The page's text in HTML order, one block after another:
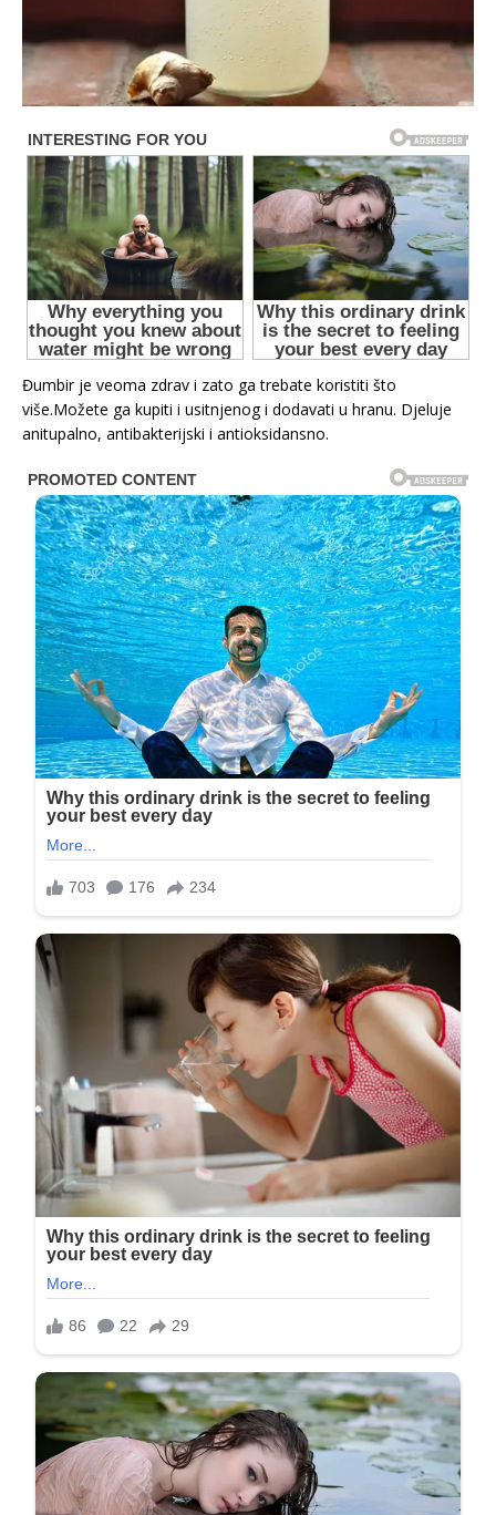
Đumbir je veoma zdrav i zato ga trebate koristiti što
više.Možete ga kupiti i usitnjenog i dodavati u hranu. Djeluje
anitupalno, antibakterijski i antioksidansno.